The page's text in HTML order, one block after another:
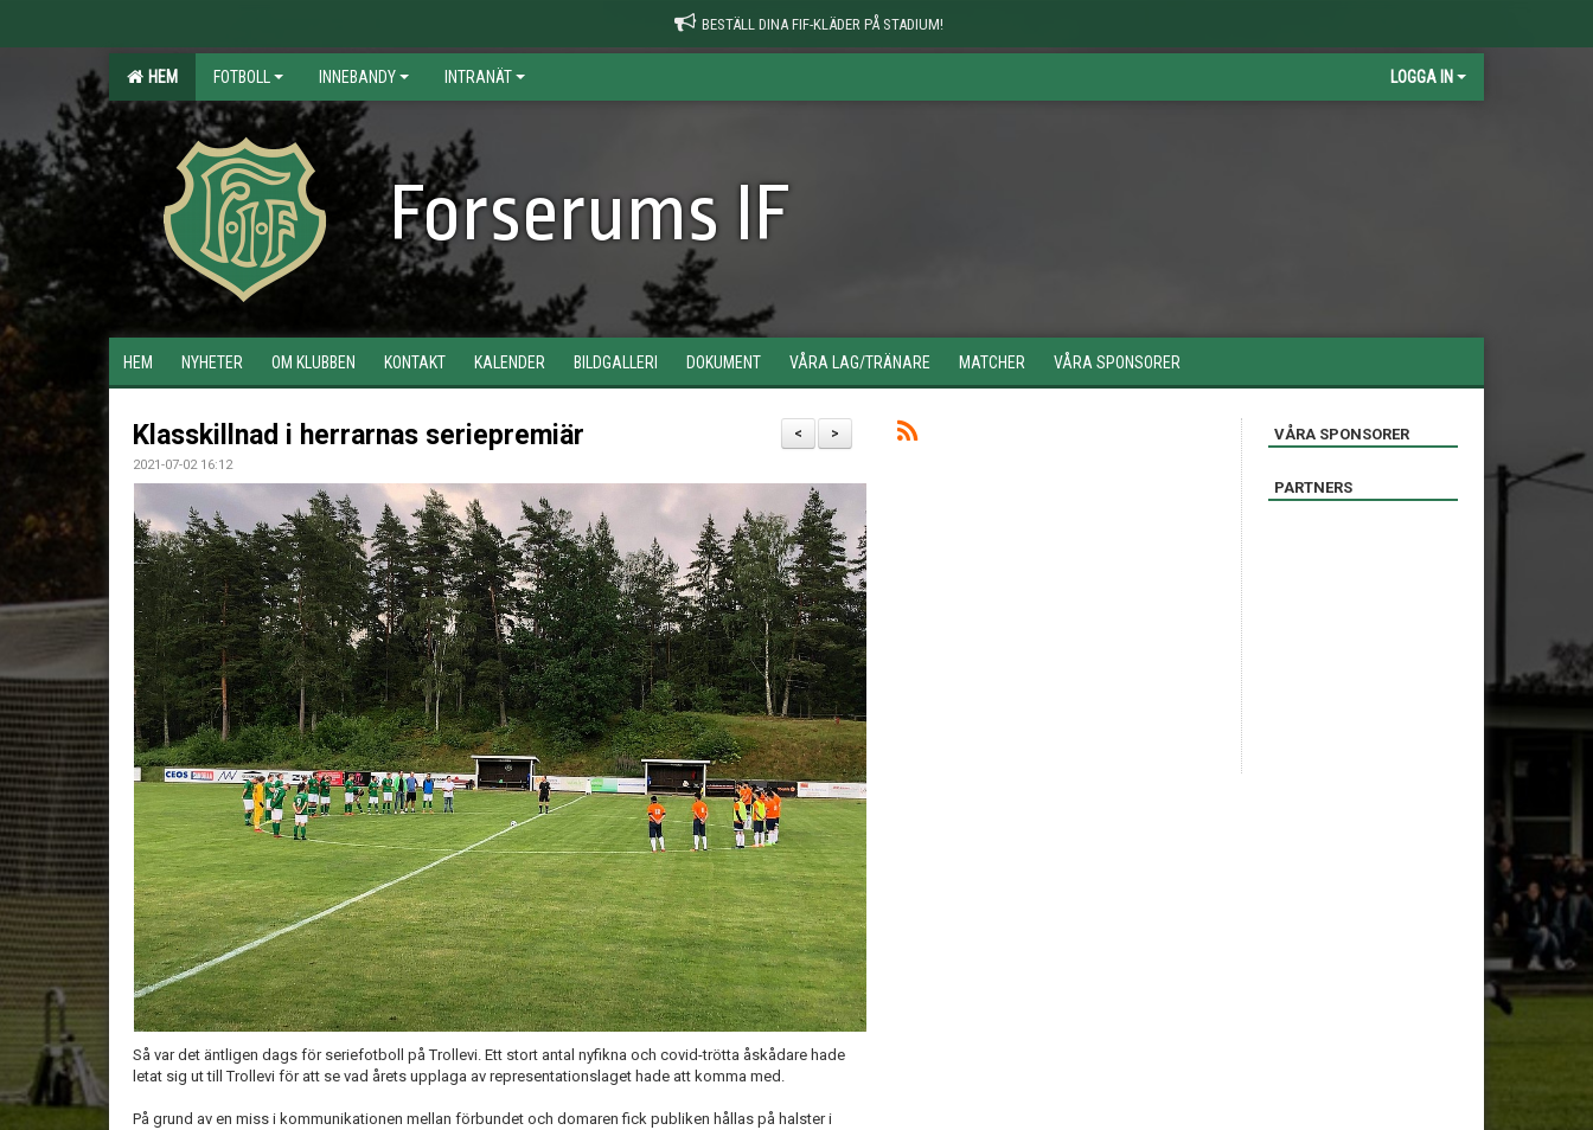
BESTÄLL DINA FIF-KLÄDER PÅ STADIUM!
HEM FOTBOLL INNEBANDY INTRANÄT LOGGA IN
Forserums IF
HEM NYHETER OM KLUBBEN KONTAKT KALENDER BILDGALLERI DOKUMENT VÅRA LAG/TRÄNARE MATCHER VÅRA SPONSORER
>
<
Klasskillnad i herrarnas seriepremiär
2021-07-02 16:12
Så var det äntligen dags för seriefotboll på Trollevi. Ett stort antal nyfikna och covid-trötta åskådare hade
letat sig ut till Trollevi för att se vad årets upplaga av representationslaget hade att komma med.
På grund av en miss i kommunikationen mellan förbundet och domaren fick publiken hållas på halster i
VÅRA SPONSORER
PARTNERS